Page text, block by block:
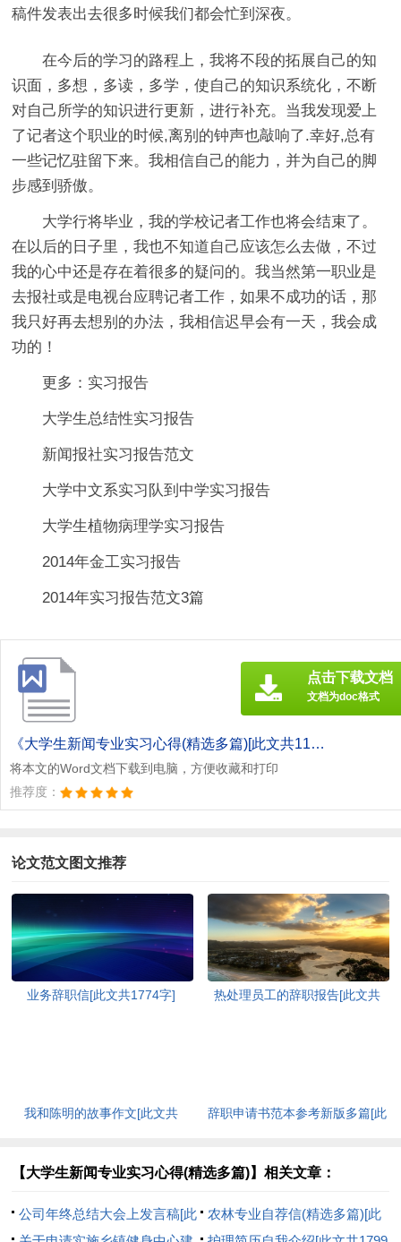
稿件发表出去很多时候我们都会忙到深夜。
在今后的学习的路程上，我将不段的拓展自己的知
识面，多想，多读，多学，使自己的知识系统化，不断
对自己所学的知识进行更新，进行补充。当我发现爱上
了记者这个职业的时候,离别的钟声也敲响了.幸好,总有
一些记忆驻留下来。我相信自己的能力，并为自己的脚
步感到骄傲。
大学行将毕业，我的学校记者工作也将会结束了。
在以后的日子里，我也不知道自己应该怎么去做，不过
我的心中还是存在着很多的疑问的。我当然第一职业是
去报社或是电视台应聘记者工作，如果不成功的话，那
我只好再去想别的办法，我相信迟早会有一天，我会成
功的！
更多：实习报告
大学生总结性实习报告
新闻报社实习报告范文
大学中文系实习队到中学实习报告
大学生植物病理学实习报告
2014年金工实习报告
2014年实习报告范文3篇
《大学生新闻专业实习心得(精选多篇)[此文共11168字].doc》
将本文的Word文档下载到电脑，方便收藏和打印
推荐度：
点击下载文档
文档为doc格式
论文范文图文推荐
业务辞职信[此文共1774字]
热处理员工的辞职报告[此文共
我和陈明的故事作文[此文共
辞职申请书范本参考新版多篇[此
【大学生新闻专业实习心得(精选多篇)】相关文章：
公司年终总结大会上发言稿[此
农林专业自荐信(精选多篇)[此